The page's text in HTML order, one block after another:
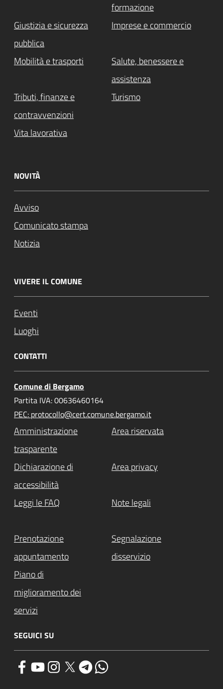
formazione
Giustizia e sicurezza
pubblica
Imprese e commercio
Mobilità e trasporti
Salute, benessere e
assistenza
Tributi, finanze e
contravvenzioni
Turismo
Vita lavorativa
NOVITÀ
Avviso
Comunicato stampa
Notizia
VIVERE IL COMUNE
Eventi
Luoghi
CONTATTI
Comune di Bergamo
Partita IVA: 00636460164
PEC: protocollo@cert.comune.bergamo.it
Amministrazione
trasparente
Area riservata
Dichiarazione di
accessibilità
Area privacy
Leggi le FAQ Note legali
Prenotazione
appuntamento
Segnalazione
disservizio
Piano di
miglioramento dei
servizi
SEGUICI SU